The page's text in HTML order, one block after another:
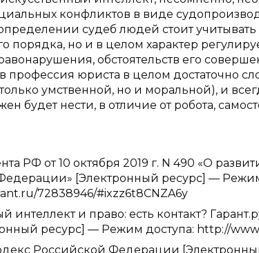
конфликтов в виде
судеб людей стоит
порядка, но и в целом характер
обстоятельств его
профессия юриста в целом достаточно
умственной, но и моральной), и
будет нести, в отличие от робота,
РФ от 10 октября 2019 г. N 490 «О
[Электронный ресурс] —
72838946/#ixzz6t8CNZA6y
интеллект и право: есть контакт?
ресурс] — Режим доступа: http://
Российской Федерации